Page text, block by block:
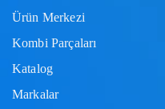
Ürün Merkezi
Kombi Parçaları
Katalog
Markalar